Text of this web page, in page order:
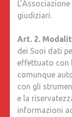
giudiziari.
Art. 2.
dei Suoi dati
effettuato con
comunque
con gli
e la
informazioni